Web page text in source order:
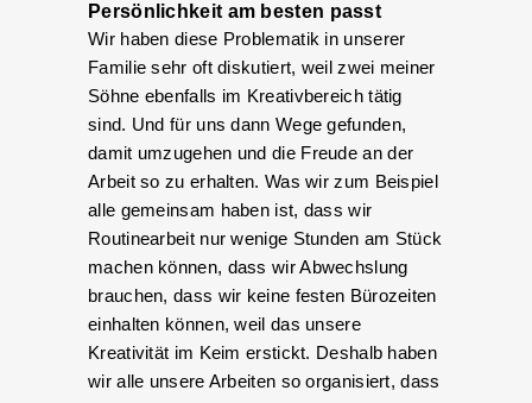
Persönlichkeit am besten passt
Wir haben diese Problematik in unserer
Familie sehr oft diskutiert, weil zwei meiner
Söhne ebenfalls im Kreativbereich tätig
sind. Und für uns dann Wege gefunden,
damit umzugehen und die Freude an der
Arbeit so zu erhalten. Was wir zum Beispiel
alle gemeinsam haben ist, dass wir
Routinearbeit nur wenige Stunden am Stück
machen können, dass wir Abwechslung
brauchen, dass wir keine festen Bürozeiten
einhalten können, weil das unsere
Kreativität im Keim erstickt. Deshalb haben
wir alle unsere Arbeiten so organisiert, dass